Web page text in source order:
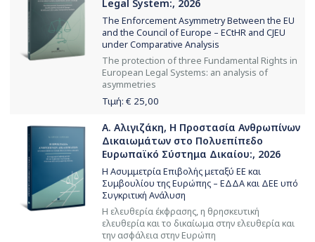
Legal System:, 2026
The Enforcement Asymmetry Between the EU
and the Council of Europe – ECtHR and CJEU
under Comparative Analysis
The protection of three Fundamental Rights in
European Legal Systems: an analysis of
asymmetries
Τιμή: € 25,00
Α. Αλιγιζάκη, Η Προστασία Ανθρωπίνων
Δικαιωμάτων στο Πολυεπίπεδο
Ευρωπαϊκό Σύστημα Δικαίου:, 2026
Η Ασυμμετρία Επιβολής μεταξύ ΕΕ και
Συμβουλίου της Ευρώπης – ΕΔΔΑ και ΔΕΕ υπό
Συγκριτική Ανάλυση
Η ελευθερία έκφρασης, η θρησκευτική
ελευθερία και το δικαίωμα στην ελευθερία και
την ασφάλεια στην Ευρώπη